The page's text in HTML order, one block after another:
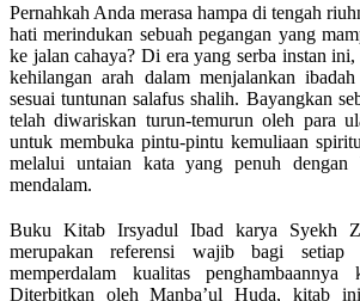
Pernahkah Anda merasa hampa di tengah
hati merindukan sebuah pegangan yang
ke jalan cahaya? Di era yang serba instan
kehilangan arah dalam menjalankan
sesuai tuntunan salafus shalih. Bayangkan
telah diwariskan turun-temurun oleh para
untuk membuka pintu-pintu kemuliaan
melalui untaian kata yang penuh dengan
mendalam.
Buku Kitab Irsyadul Ibad karya Syekh
merupakan referensi wajib bagi
memperdalam kualitas
Diterbitkan oleh Manba’ul Huda, kitab